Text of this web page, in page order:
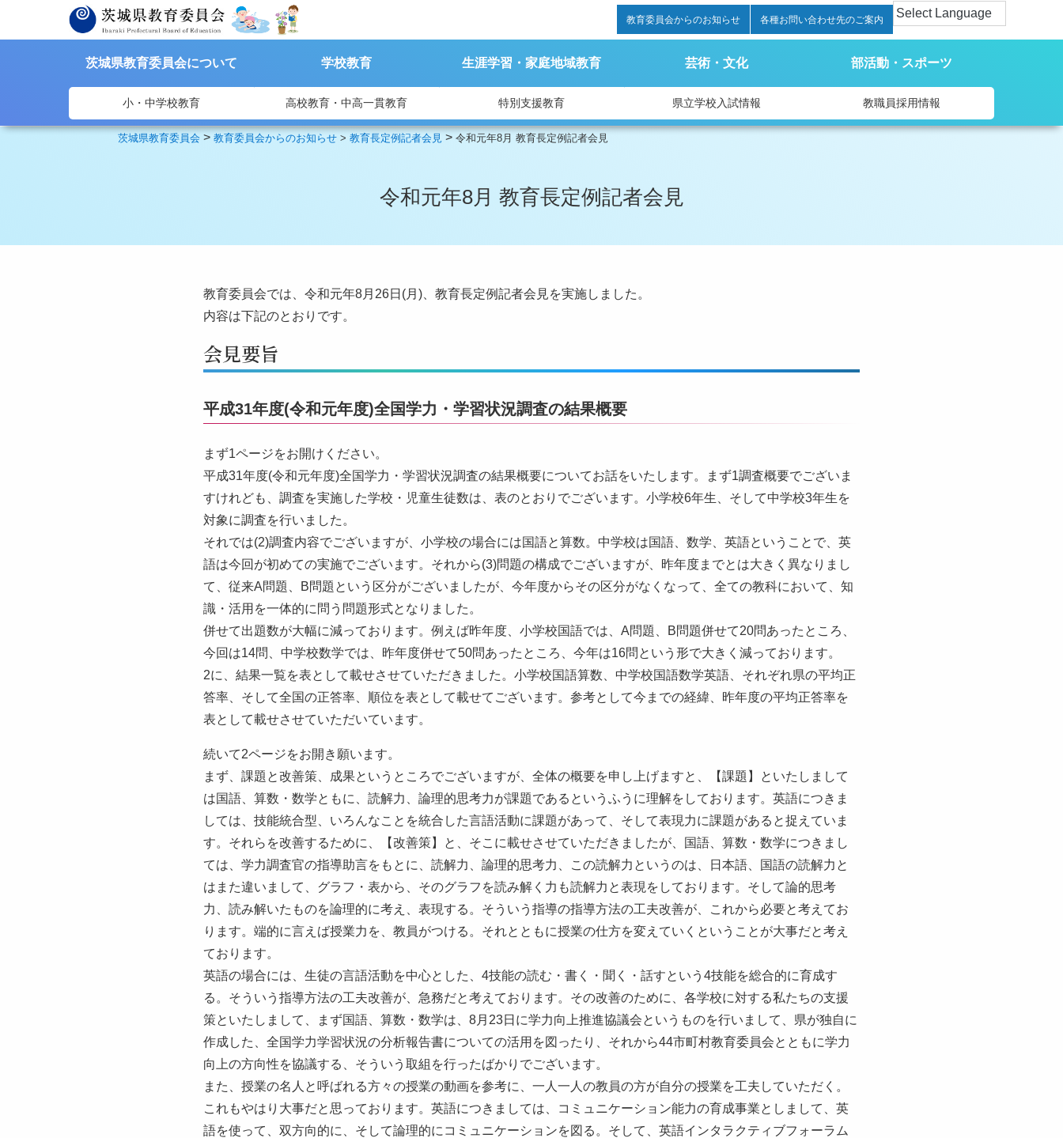
教育委員会からのお知らせ 各種お問い合わせ先のご案内
茨城県教育委員会について 学校教育 生涯学習・家庭地域教育 芸術・文化 部活動・スポーツ
小・中学校教育 高校教育・中高一貫教育 特別支援教育 県立学校入試情報 教職員採用情報
茨城県教育委員会 >教育委員会からのお知らせ >教育長定例記者会見 >令和元年8月 教育長定例記者会見
令和元年8月 教育長定例記者会見
教育委員会では、令和元年8月26日(月)、教育長定例記者会見を実施しました。
内容は下記のとおりです。
会見要旨
平成31年度(令和元年度)全国学力・学習状況調査の結果概要
まず1ページをお開けください。
平成31年度(令和元年度)全国学力・学習状況調査の結果概要についてお話をいたします。まず1調査概要でございま
すけれども、調査を実施した学校・児童生徒数は、表のとおりでございます。小学校6年生、そして中学校3年生を
対象に調査を行いました。
それでは(2)調査内容でございますが、小学校の場合には国語と算数。中学校は国語、数学、英語ということで、英
語は今回が初めての実施でございます。それから(3)問題の構成でございますが、昨年度までとは大きく異なりまし
て、従来A問題、B問題という区分がございましたが、今年度からその区分がなくなって、全ての教科において、知
識・活用を一体的に問う問題形式となりました。
併せて出題数が大幅に減っております。例えば昨年度、小学校国語では、A問題、B問題併せて20問あったところ、
今回は14問、中学校数学では、昨年度併せて50問あったところ、今年は16問という形で大きく減っております。
2に、結果一覧を表として載せさせていただきました。小学校国語算数、中学校国語数学英語、それぞれ県の平均正
答率、そして全国の正答率、順位を表として載せてございます。参考として今までの経緯、昨年度の平均正答率を
表として載せさせていただいています。
続いて2ページをお開き願います。
まず、課題と改善策、成果というところでございますが、全体の概要を申し上げますと、【課題】といたしまして
は国語、算数・数学ともに、読解力、論理的思考力が課題であるというふうに理解をしております。英語につきま
しては、技能統合型、いろんなことを統合した言語活動に課題があって、そして表現力に課題があると捉えていま
す。それらを改善するために、【改善策】と、そこに載せさせていただきましたが、国語、算数・数学につきまし
ては、学力調査官の指導助言をもとに、読解力、論理的思考力、この読解力というのは、日本語、国語の読解力と
はまた違いまして、グラフ・表から、そのグラフを読み解く力も読解力と表現をしております。そして論的思考
力、読み解いたものを論理的に考え、表現する。そういう指導の指導方法の工夫改善が、これから必要と考えてお
ります。端的に言えば授業力を、教員がつける。それとともに授業の仕方を変えていくということが大事だと考え
ております。
英語の場合には、生徒の言語活動を中心とした、4技能の読む・書く・聞く・話すという4技能を総合的に育成す
る。そういう指導方法の工夫改善が、急務だと考えております。その改善のために、各学校に対する私たちの支援
策といたしまして、まず国語、算数・数学は、8月23日に学力向上推進協議会というものを行いまして、県が独自に
作成した、全国学力学習状況の分析報告書についての活用を図ったり、それから44市町村教育委員会とともに学力
向上の方向性を協議する、そういう取組を行ったばかりでございます。
また、授業の名人と呼ばれる方々の授業の動画を参考に、一人一人の教員の方が自分の授業を工夫していただく。
これもやはり大事だと思っております。英語につきましては、コミュニケーション能力の育成事業としまして、英
語を使って、双方向的に、そして論理的にコミュニケーションを図る。そして、英語インタラクティブフォーラム